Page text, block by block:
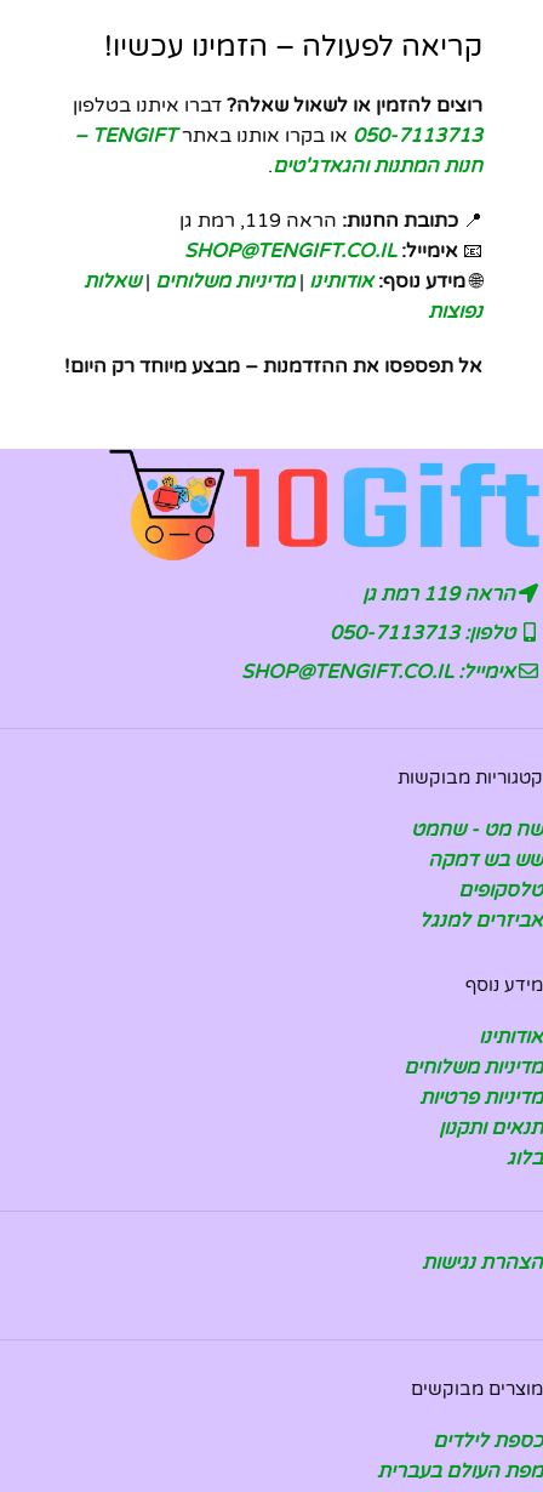
קריאה לפעולה – הזמינו עכשיו!
רוצים להזמין או לשאול שאלה? דברו איתנו בטלפון
050-7113713 או בקרו אותנו באתר
TENGIFT –
חנות המתנות והגאדג'טים.
📍 כתובת החנות: הראה 119, רמת גן
📧 אימייל: SHOP@TENGIFT.CO.IL
🌐מידע נוסף: אודותינו |מדיניות משלוחים |שאלות
נפוצות
אל תפספסו את ההזדמנות – מבצע מיוחד רק היום!
הראה 119 רמת גן
טלפון: 050-7113713
אימייל: SHOP@TENGIFT.CO.IL
קטגוריות מבוקשות
שח מט - שחמט
שש בש דמקה
טלסקופים
אביזרים למנגל
מידע נוסף
אודותינו
מדיניות משלוחים
מדיניות פרטיות
תנאים ותקנון
בלוג
הצהרת נגישות
מוצרים מבוקשים
כספת לילדים
מפת העולם בעברית